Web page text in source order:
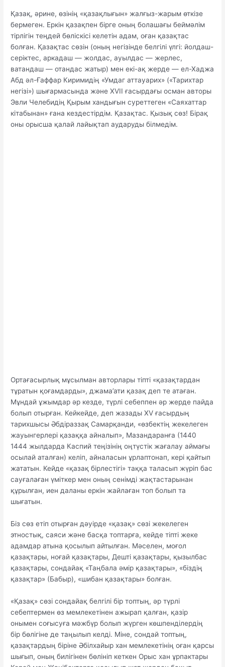
Қазақ, әрине, өзінің «қазақлығын» жалғыз-жарым өткізе
бермеген. Еркін қазақпен бірге оның болашағы беймәлім
тірлігін теңдей бөліскісі келетін адам, оған қазақтас
болған. Қазақтас сөзін (оның негізінде белгілі үлгі: йолдаш-
серіктес, аркадаш — жолдас, ауылдас — жерлес,
ватандаш — отандас жатыр) мен екі-ақ жерде — ел-Хаджа
Абд әл-Ғаффар Киримидің «Умдаг аттауарих» («Тарихтар
негізі») шығармасында және XVII ғасырдағы осман авторы
Эвли Челебидің Қырым хандығын суреттеген «Саяхаттар
кітабынан» ғана кездестірдім. Қазақтас. Қызық сөз! Бірақ
оны орысша қалай лайықтап аударуды білмедім.
Ортағасырлық мұсылман авторлары тіпті «қазақтардан
тұратын қоғамдарды», джама’ати қазақ деп те атаған.
Мұндай ұжымдар әр кезде, түрлі себеппен әр жерде пайда
болып отырған. Кейкейде, деп жазады XV ғасырдың
тарихшысы Әбдіраззақ Самарқанди, «өзбектің жекелеген
жауынгерлері қазаққа айналып», Мазандаранға (1440
1444 жылдарда Каспий теңізінің оңтүстік жағалау аймағы
осылай аталған) келіп, айналасын ұрлаптонап, кері қайтып
жататын. Кейде «қазақ бірлестігі» таққа таласып жүріп бас
сауғалаған үміткер мен оның сенімді жақтастарынан
құрылған, иен даланы еркін жайлаған топ болып та
шығатын.
Біз сөз етіп отырған дәуірде «қазақ» сөзі жекелеген
этностық, саяси және басқа топтарға, кейде тіпті жеке
адамдар атына қосылып айтылған. Мәселен, моғол
қазақтары, ноғай қазақтары, Дешті қазақтары, қызылбас
қазақтары, сондайақ «Таңбала әмір қазақтары», «біздің
қазақтар» (Бабыр), «шибан қазақтары» болған.
«Қазақ» сөзі сондайақ белгілі бір топтың, әр түрлі
себептермен өз мемлекетінен ажырап қалған, қазір
онымен соғысуға мәжбүр болып жүрген көшпенділердің
бір бөлігіне де таңылып келді. Міне, сондай топтың,
қазақтардың біріне Әбілхайыр хан мемлекетінің оған қарсы
шығып, оның билігінен бөлініп кеткен Орыс хан ұрпактары